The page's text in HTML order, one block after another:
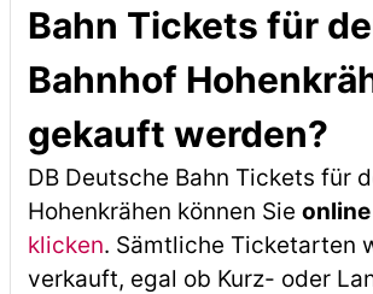
Bahn Tickets für
Bahnhof
gekauft werden?
DB Deutsche Bahn Tickets für
Hohenkrähen können Sie
klicken. Sämtliche Ticketarten
verkauft, egal ob Kurz- oder